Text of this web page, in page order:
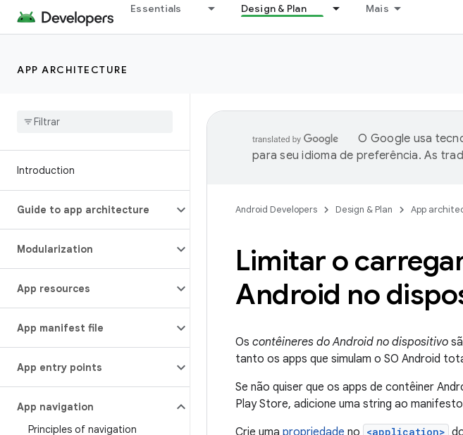
Essentials Design & Plan Mais
APP ARCHITECTURE
Introduction
Guide to app architecture
Modularization
App resources
App manifest file
App entry points
App navigation
Principles of navigation
O Google usa
para seu idioma de preferência. As
Android Developers Design & Plan App
Limitar o
Android no
Os contêineres do Android no dispositivo
tanto os apps que simulam o SO Android
Se não quiser que os apps de contêiner
Play Store, adicione uma string ao
Crie uma propriedade no <application>